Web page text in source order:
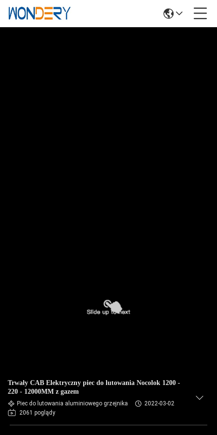
Trwały CAB Elektryczny piec do lutowania Nocolok 1200 -
220 - 12000MM z gazem
Piec do lutowania aluminiowego grzejnika
2022-03-02
2061 poglądy